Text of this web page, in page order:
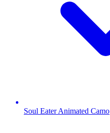
Soul Eater Animated Camo